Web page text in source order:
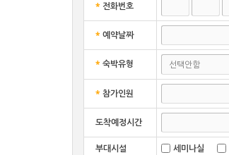
* 전화번호
* 예약날짜
* 숙박유형
* 참가인원
도착예정시간
부대시설 세미나실